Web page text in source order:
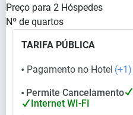
Preço para 2 Hóspedes
Nº de quartos
TARIFA PÚBLICA
⬤ Pagamento no Hotel (+1)
⬤ Permite Cancelamento
Internet WI-FI